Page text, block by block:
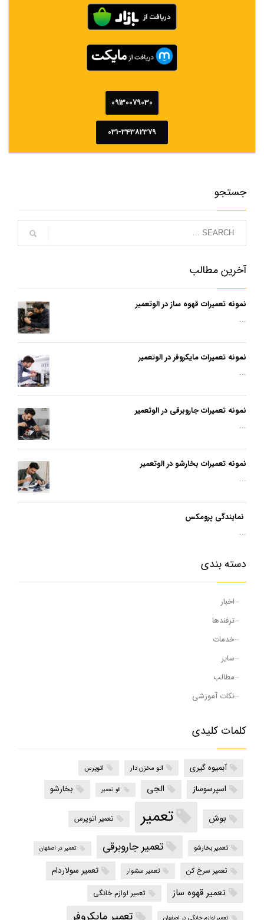
09130079030
031-34382379
جستجو
آخرین مطالب
نمونه تعمیرات قهوه ساز در الوتعمیر
...
نمونه تعمیرات مایکروفر در الوتعمیر
...
نمونه تعمیرات جاروبرقی در الوتعمیر
...
نمونه تعمیرات بخارشو در الوتعمیر
...
نمایندگی پرومکس
...
دسته بندی
اخبار
ترفندها
خدمات
سایر
مطالب
نکات آموزشی
کلمات کلیدی
آبمیوه گیری اتو مخزن دار اتوپرس
اسپرسوساز الجی الو تعمیر بخارشو
بوش تعمیر تعمیر اتوپرس
تعمیر بخارشو تعمیر جاروبرقی تعمیر در اصفهان
تعمیر سرخ کن تعمیر سشوار تعمیر سولاردام
تعمیر قهوه ساز تعمیر لوازم خانگی
تعمیر لوازم خانگی در اصفهان